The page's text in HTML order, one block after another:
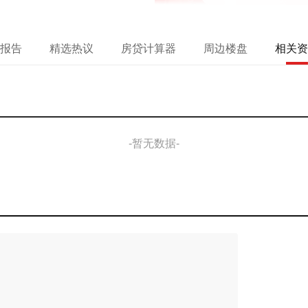
告 精选热议 房贷计算器 周边楼盘 相关
-暂无数据-